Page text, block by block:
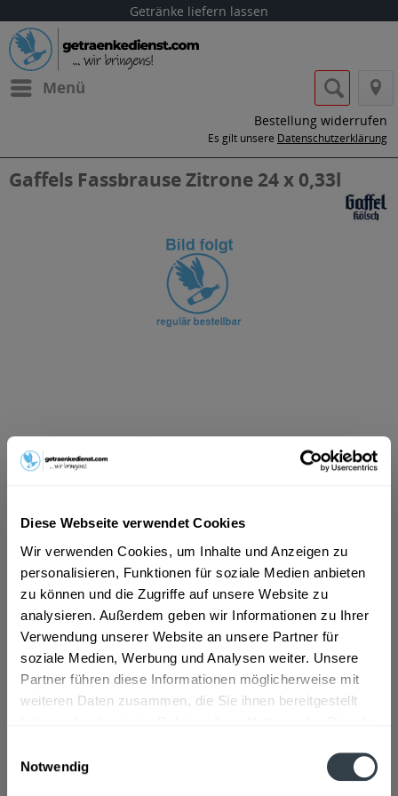
Diese Webseite verwendet Cookies
Wir verwenden Cookies, um Inhalte und Anzeigen zu
personalisieren, Funktionen für soziale Medien anbieten
zu können und die Zugriffe auf unsere Website zu
analysieren. Außerdem geben wir Informationen zu Ihrer
Verwendung unserer Website an unsere Partner für
soziale Medien, Werbung und Analysen weiter. Unsere
Partner führen diese Informationen möglicherweise mit
weiteren Daten zusammen, die Sie ihnen bereitgestellt
Notwendig
Getränke liefern lassen
Menü
Bestellung widerrufen
Es gilt unsere Datenschutzerklärung
Gaffels Fassbrause Zitrone 24 x 0,33l
ab 14,41 € *
Inhalt:7.92 Liter (1,82 € * / 1 Liter)
MEHRWEG
+3,42 € Pfand
In denWarenkorb
Artikel-Nr.:
14767
Verfügbar in:
Düsseldorf,Hilden,Erkrath